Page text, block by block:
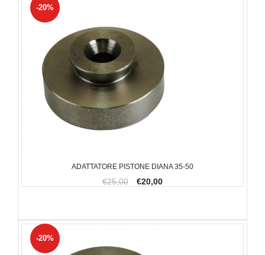
ADATTATORE PISTONE DIANA 35-50
€25,00 €20,00
-20%
-20%